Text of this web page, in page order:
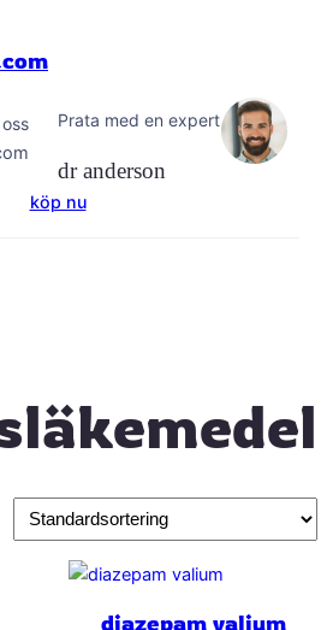
Prata med en expert
dr anderson
köp nu
diazepam valium